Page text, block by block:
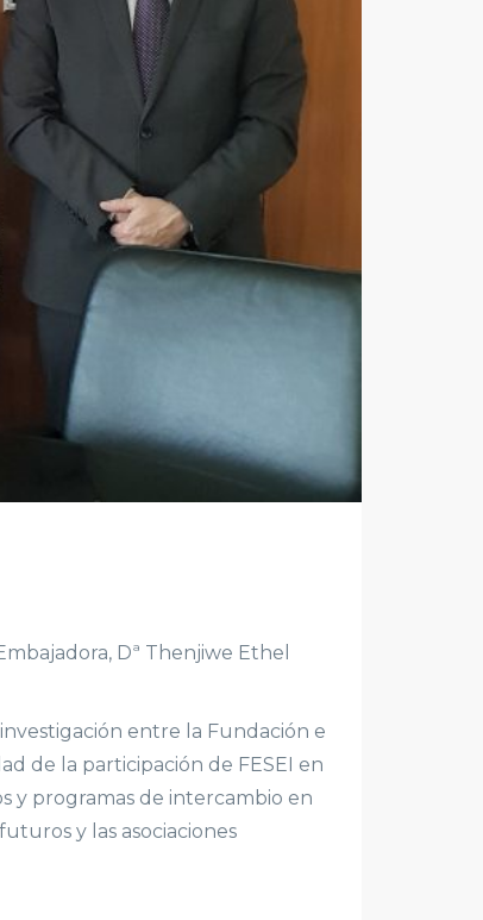
Dª Thenjiwe Ethel
entre la Fundación e
de la participación de FESEI en
y programas de intercambio en
y las asociaciones